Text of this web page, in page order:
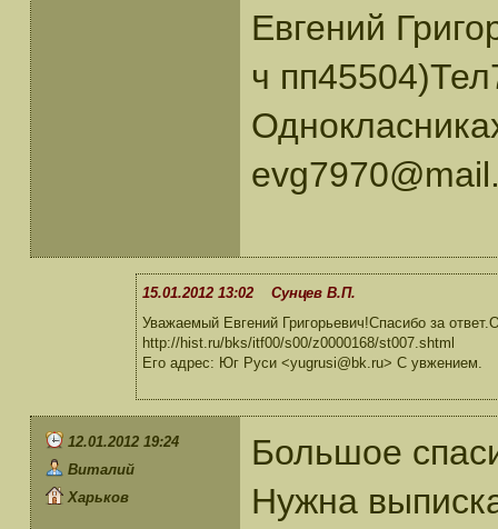
Евгений
ч
15.01.2012 13:02 Сунцев В.П.
Уважаемый Евгений Григорьевич!Спасибо за
http://hist.ru/bks/itf00/s00/z0000168/st007.shtml
Его адрес: Юг Руси <yugrusi@bk.ru> С увжением.
12.01.2012 19:24
Виталий
Харьков
Большое
Нужна